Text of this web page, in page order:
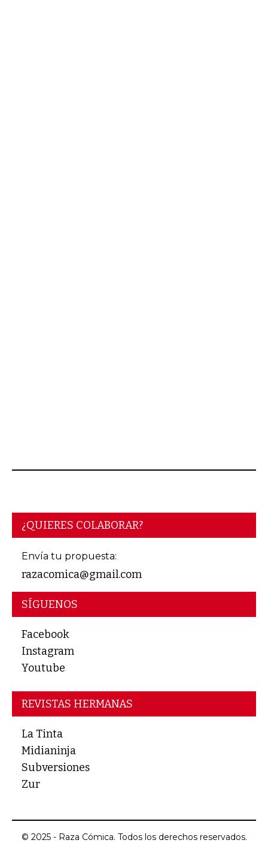
¿QUIERES COLABORAR?
Envía tu propuesta:
razacomica@gmail.com
SÍGUENOS
Facebook
Instagram
Youtube
REVISTAS HERMANAS
La Tinta
Midianinja
Subversiones
Zur
© 2025 - Raza Cómica. Todos los derechos reservados.